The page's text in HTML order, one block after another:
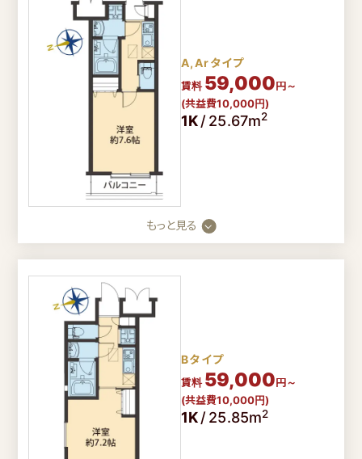
LINE で問い合わせする
友だち追加でお得！
お問い合わせフォーム
1分で入力完了！
【入居を希望のお客様】
0120-990-374
0800-080-
3050
会社概要
プライバシーポリシー
FOLLOW US
A,Arタイプ
賃料 59,000円～
(共益費10,000円)
1K/25.67m2
もっと見る
Bタイプ
賃料 59,000円～
(共益費10,000円)
1K/25.85m2